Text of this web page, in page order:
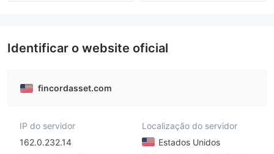
Identificar o website oficial
fincordasset.com
IP do servidor
162.0.232.14
Localização do servidor
Estados Unidos